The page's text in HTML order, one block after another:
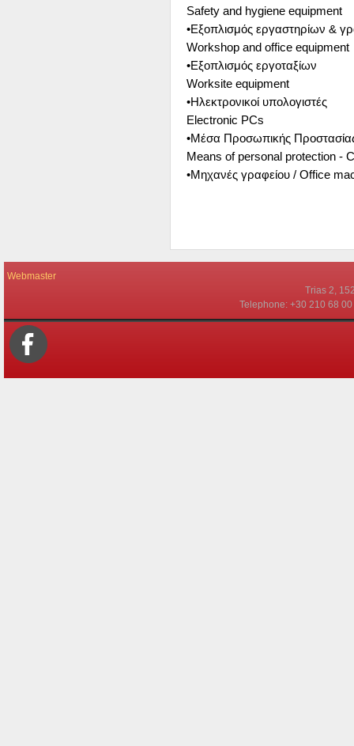
Safety and hygiene equipment
•Εξοπλισμός εργαστηρίων &
Workshop and office equipment
•Εξοπλισμός εργοταξίων
Worksite equipment
•Ηλεκτρονικοί υπολογιστές
Electronic PCs
•Μέσα Προσωπικής
Means of personal protection -
•Μηχανές γραφείου / Office
Webmaster
Τrias 2,
Telephone: +30 210 68